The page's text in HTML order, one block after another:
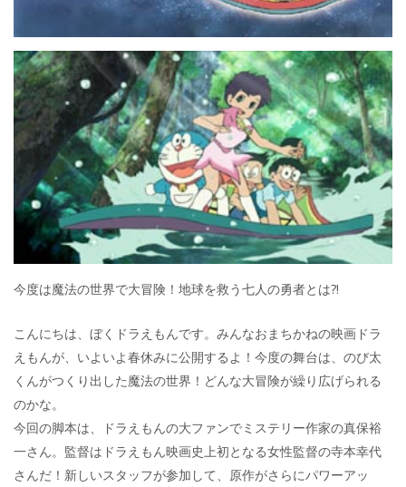
今度は魔法の世界で大冒険！地球を救う七人の勇者とは?!
こんにちは、ぼくドラえもんです。みんなおまちかねの映画ドラ
えもんが、いよいよ春休みに公開するよ！今度の舞台は、のび太
くんがつくり出した魔法の世界！どんな大冒険が繰り広げられる
のかな。
今回の脚本は、ドラえもんの大ファンでミステリー作家の真保裕
一さん。監督はドラえもん映画史上初となる女性監督の寺本幸代
さんだ！新しいスタッフが参加して、原作がさらにパワーアッ